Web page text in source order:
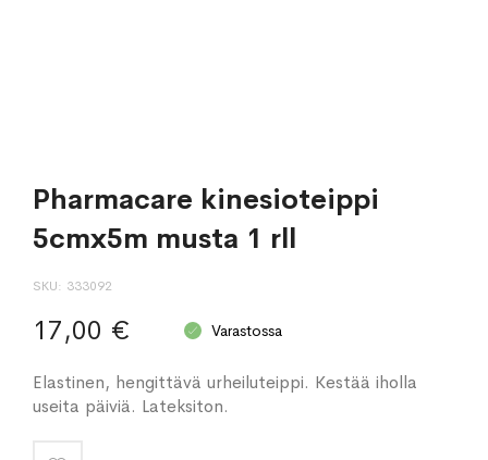
Pharmacare kinesioteippi
5cmx5m musta 1 rll
SKU 333092
17,00 € Varastossa
Elastinen, hengittävä urheiluteippi. Kestää iholla
useita päiviä. Lateksiton.